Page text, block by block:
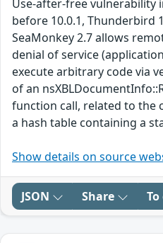
Use-after-free vulnerability
before 10.0.1, Thunderbird
SeaMonkey 2.7 allows
denial of service
execute arbitrary code via
of an
function call, related to the
a hash table containing a
Show details on source
JSON Share